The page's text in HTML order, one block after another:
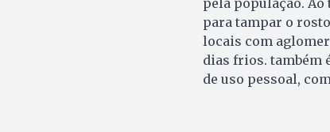
para tampar o
locais com
dias frios. também
de uso pessoal,